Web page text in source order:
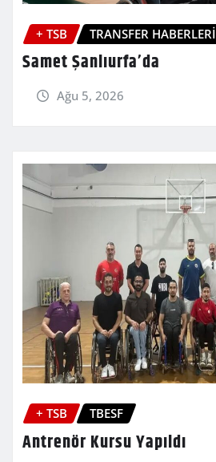
+ TSB TRANSFER HABERLERİ
Samet Şanlıurfa’da
Ağu 5, 2026
+ TSB TBESF
Antrenör Kursu Yapıldı